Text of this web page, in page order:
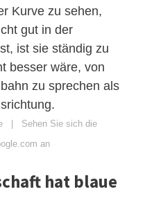
Kurve zu sehen,
gut in der
ist sie ständig zu
besser wäre, von
zu sprechen als
| Sehen Sie sich die
an
hat blaue